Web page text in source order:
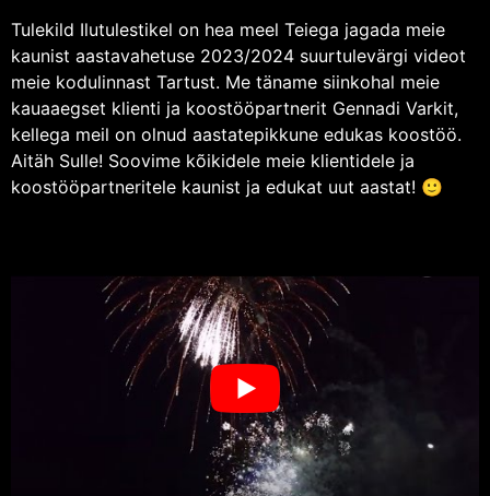
Tulekild Ilutulestikel on hea meel Teiega jagada meie
kaunist aastavahetuse 2023/2024 suurtulevärgi videot
meie kodulinnast Tartust. Me täname siinkohal meie
kauaaegset klienti ja koostööpartnerit Gennadi Varkit,
kellega meil on olnud aastatepikkune edukas koostöö.
Aitäh Sulle! Soovime kõikidele meie klientidele ja
koostööpartneritele kaunist ja edukat uut aastat! 🙂